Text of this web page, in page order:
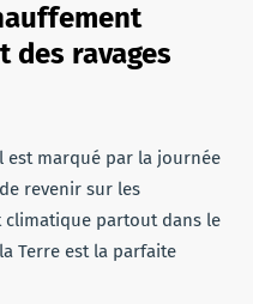
des ravages
est marqué par la journée
revenir sur les
climatique partout dans le
Terre est la parfaite